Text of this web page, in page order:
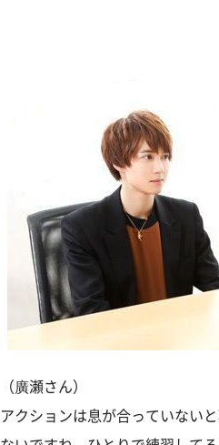
（廣瀬さん）
アクションは息が合っていない